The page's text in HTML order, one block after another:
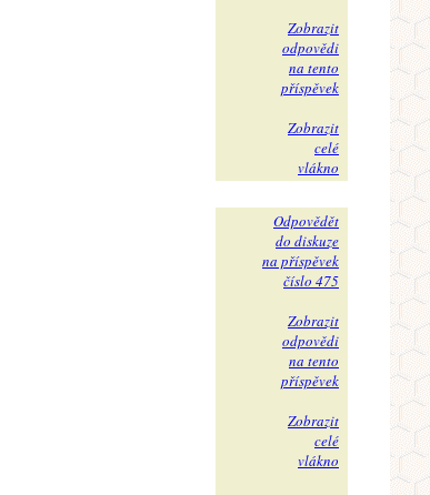
Zobrazit
odpovědi
na tento
příspěvek
Zobrazit
celé
vlákno
Odpovědět
do diskuze
na příspěvek
číslo 475
Zobrazit
odpovědi
na tento
příspěvek
Zobrazit
celé
vlákno